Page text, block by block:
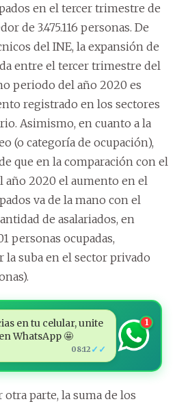
en el tercer trimestre de
de 3.475.116 personas. De
del INE, la expansión de
entre el tercer trimestre del
periodo del año 2020 es
registrado en los sectores
Asimismo, en cuanto a la
(o categoría de ocupación),
que en la comparación con el
2020 el aumento en el
va de la mano con el
de asalariados, en
personas ocupadas,
suba en el sector privado
en tu celular, unite
WhatsApp 🤩
08:12 ✓✓
1
otra parte, la suma de los